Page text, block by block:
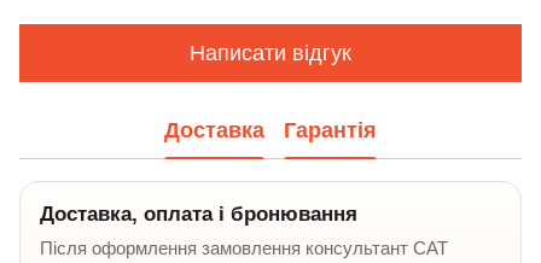
Написати відгук
Доставка Гарантія
Доставка, оплата і бронювання
Після оформлення замовлення консультант CAT